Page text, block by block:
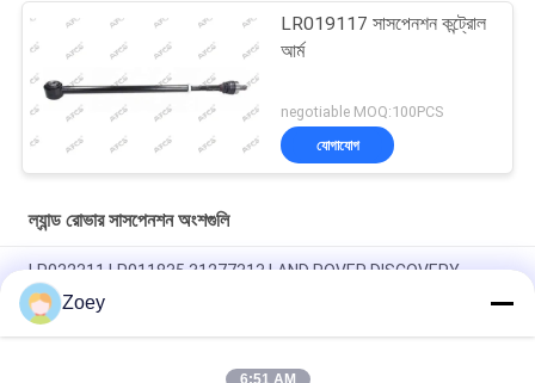
LR019117 সাসপেনশন কন্ট্রোল
আর্ম
negotiable MOQ:100PCS
যোগাযোগ
ল্যান্ড রোভার সাসপেনশন অংশগুলি
LR032311 LR011835 31277313 LAND ROVER DISCOVERY
SPORT এর জন্য ইঞ্জিন মাউন্ট
OEM LR092039 IAF500021 TRANSMISSION MOUNT FOR LAND
Zoey
6:51 AM